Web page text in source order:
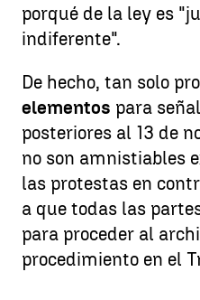
porqué de la ley es
indiferente".
De hecho, tan solo
elementos para
posteriores al 13 de
no son amnistiables
las protestas en
a que todas las
para proceder al
procedimiento en el